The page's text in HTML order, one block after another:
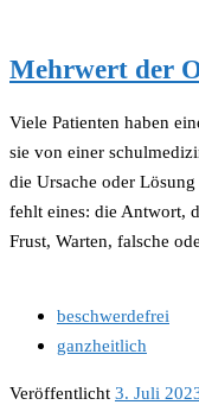
Mehrwert der
Viele Patienten haben
sie von einer
die Ursache oder
fehlt eines: die Antwort,
Frust, Warten, falsche
beschwerdefrei
ganzheitlich
Veröffentlicht 3. Juli